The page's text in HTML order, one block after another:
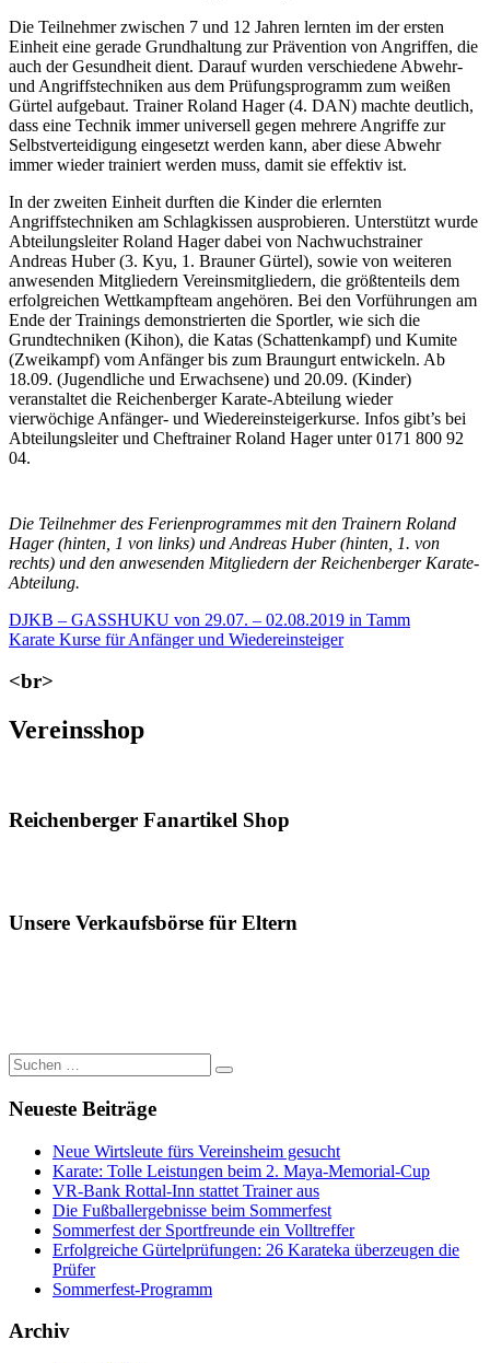
Die Teilnehmer zwischen 7 und 12 Jahren lernten im der ersten
Einheit eine gerade Grundhaltung zur Prävention von Angriffen, die
auch der Gesundheit dient. Darauf wurden verschiedene Abwehr-
und Angriffstechniken aus dem Prüfungsprogramm zum weißen
Gürtel aufgebaut. Trainer Roland Hager (4. DAN) machte deutlich,
dass eine Technik immer universell gegen mehrere Angriffe zur
Selbstverteidigung eingesetzt werden kann, aber diese Abwehr
immer wieder trainiert werden muss, damit sie effektiv ist.
In der zweiten Einheit durften die Kinder die erlernten
Angriffstechniken am Schlagkissen ausprobieren. Unterstützt wurde
Abteilungsleiter Roland Hager dabei von Nachwuchstrainer
Andreas Huber (3. Kyu, 1. Brauner Gürtel), sowie von weiteren
anwesenden Mitgliedern Vereinsmitgliedern, die größtenteils dem
erfolgreichen Wettkampfteam angehören. Bei den Vorführungen am
Ende der Trainings demonstrierten die Sportler, wie sich die
Grundtechniken (Kihon), die Katas (Schattenkampf) und Kumite
(Zweikampf) vom Anfänger bis zum Braungurt entwickeln. Ab
18.09. (Jugendliche und Erwachsene) und 20.09. (Kinder)
veranstaltet die Reichenberger Karate-Abteilung wieder
vierwöchige Anfänger- und Wiedereinsteigerkurse. Infos gibt’s bei
Abteilungsleiter und Cheftrainer Roland Hager unter 0171 800 92
04.
Die Teilnehmer des Ferienprogrammes mit den Trainern Roland
Hager (hinten, 1 von links) und Andreas Huber (hinten, 1. von
rechts) und den anwesenden Mitgliedern der Reichenberger Karate-
Abteilung.
Beitragsnavigation
Vorheriger
Beitrag:
DJKB – GASSHUKU von 29.07. – 02.08.2019 in Tamm
Nächster
Karate Kurse für Anfänger und Wiedereinsteiger
<br>
Vereinsshop
Reichenberger Fanartikel Shop
Unsere Verkaufsbörse für Eltern
Suchen
nach:
Suchen
Neueste Beiträge
Neue Wirtsleute fürs Vereinsheim gesucht
Karate: Tolle Leistungen beim 2. Maya-Memorial-Cup
VR-Bank Rottal-Inn stattet Trainer aus
Die Fußballergebnisse beim Sommerfest
Sommerfest der Sportfreunde ein Volltreffer
Erfolgreiche Gürtelprüfungen: 26 Karateka überzeugen die
Prüfer
Sommerfest-Programm
Archiv